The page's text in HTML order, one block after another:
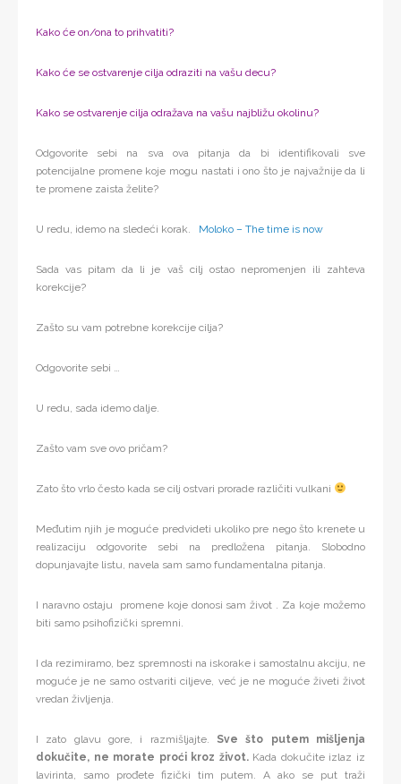
Kako će on/ona to prihvatiti?
Kako će se ostvarenje cilja odraziti na vašu decu?
Kako se ostvarenje cilja odražava na vašu najbližu okolinu?
Odgovorite sebi na sva ova pitanja da bi identifikovali sve
potencijalne promene koje mogu nastati i ono što je najvažnije da li
te promene zaista želite?
U redu, idemo na sledeći korak. Moloko – The time is now
Sada vas pitam da li je vaš cilj ostao nepromenjen ili zahteva
korekcije?
Zašto su vam potrebne korekcije cilja?
Odgovorite sebi …
U redu, sada idemo dalje.
Zašto vam sve ovo pričam?
Zato što vrlo često kada se cilj ostvari prorade različiti vulkani
Međutim njih je moguće predvideti ukoliko pre nego što krenete u
realizaciju odgovorite sebi na predložena pitanja. Slobodno
dopunjavajte listu, navela sam samo fundamentalna pitanja.
I naravno ostaju promene koje donosi sam život . Za koje možemo
biti samo psihofizički spremni.
I da rezimiramo, bez spremnosti na iskorake i samostalnu akciju, ne
moguće je ne samo ostvariti ciljeve, već je ne moguće živeti život
vredan življenja.
I zato glavu gore, i razmišljajte. Sve što putem mišljenja
dokučite, ne morate proći kroz život.Kada dokučite izlaz iz
lavirinta, samo prođete fizički tim putem. A ako se put traži